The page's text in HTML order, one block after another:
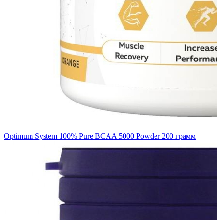
Optimum System 100% Pure BCAA 5000 Powder 200 грамм